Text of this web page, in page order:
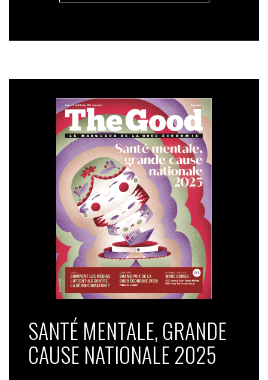
SANTÉ MENTALE, GRANDE
CAUSE NATIONALE 2025